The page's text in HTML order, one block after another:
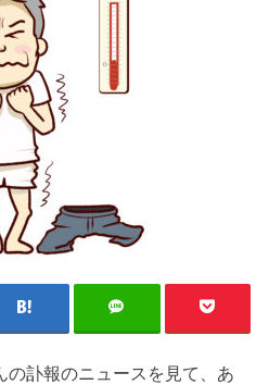
の訃報のニュースを見て、あ